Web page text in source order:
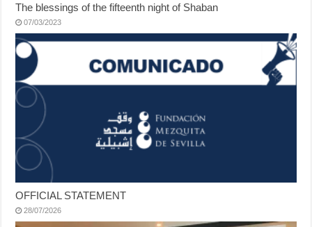
The blessings of the fifteenth night of Shaban
07/03/2023
OFFICIAL STATEMENT
28/07/2026